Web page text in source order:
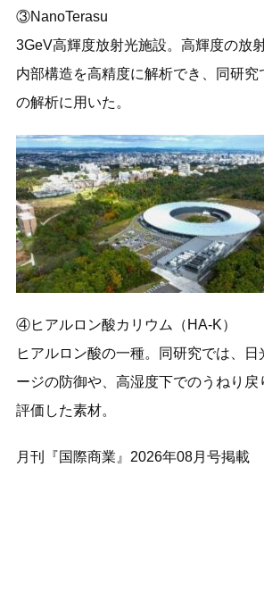
③NanoTerasu
3GeV高輝度放射光施設。高輝度の放
内部構造を高精度に解析でき、同研究
の解析に用いた。
④ヒアルロン酸カリウム（HA-K）
ヒアルロン酸の一種。同研究では、日
ージの防御や、高湿度下でのうねり戻
評価した素材。
月刊『国際商業』2026年08月号掲載